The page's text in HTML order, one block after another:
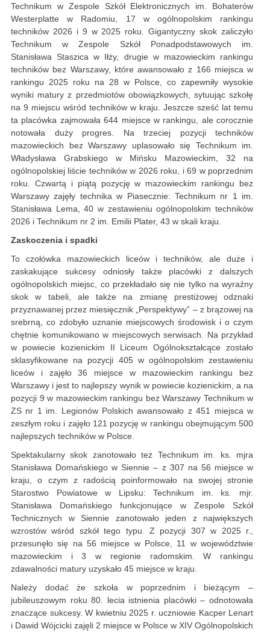
Technikum w Zespole Szkół Elektronicznych im. Bohaterów
Westerplatte w Radomiu, 17 w ogólnopolskim rankingu
techników 2026 i 9 w 2025 roku. Gigantyczny skok zaliczyło
Technikum w Zespole Szkół Ponadpodstawowych im.
Stanisława Staszica w Iłży, drugie w mazowieckim rankingu
techników bez Warszawy, które awansowało z 166 miejsca w
rankingu 2025 roku na 28 w Polsce, co zapewniły wysokie
wyniki matury z przedmiotów obowiązkowych, sytuując szkołę
na 9 miejscu wśród techników w kraju. Jeszcze sześć lat temu
ta placówka zajmowała 644 miejsce w rankingu, ale corocznie
notowała duży progres. Na trzeciej pozycji techników
mazowieckich bez Warszawy uplasowało się Technikum im.
Władysława Grabskiego w Mińsku Mazowieckim, 32 na
ogólnopolskiej liście techników w 2026 roku, i 69 w poprzednim
roku. Czwartą i piątą pozycję w mazowieckim rankingu bez
Warszawy zajęły technika w Piasecznie: Technikum nr 1 im.
Stanisława Lema, 40 w zestawieniu ogólnopolskim techników
2026 i Technikum nr 2 im. Emilii Plater, 43 w skali kraju.
Zaskoczenia i spadki
To czołówka mazowieckich liceów i techników, ale duże i
zaskakujące sukcesy odniosły także placówki z dalszych
ogólnopolskich miejsc, co przekładało się nie tylko na wyraźny
skok w tabeli, ale także na zmianę prestiżowej odznaki
przyznawanej przez miesięcznik „Perspektywy” – z brązowej na
srebrną, co zdobyło uznanie miejscowych środowisk i o czym
chętnie komunikowano w miejscowych serwisach. Na przykład
w powiecie kozienickim II Liceum Ogólnokształcące zostało
sklasyfikowane na pozycji 405 w ogólnopolskim zestawieniu
liceów i zajęło 36 miejsce w mazowieckim rankingu bez
Warszawy i jest to najlepszy wynik w powiecie kozienickim, a na
pozycji 9 w mazowieckim rankingu bez Warszawy Technikum w
ZS nr 1 im. Legionów Polskich awansowało z 451 miejsca w
zeszłym roku i zajęło 121 pozycję w rankingu obejmującym 500
najlepszych techników w Polsce.
Spektakularny skok zanotowało też Technikum im. ks. mjra
Stanisława Domańskiego w Siennie – z 307 na 56 miejsce w
kraju, o czym z radością poinformowało na swojej stronie
Starostwo Powiatowe w Lipsku: Technikum im. ks. mjr.
Stanisława Domańskiego funkcjonujące w Zespole Szkół
Technicznych w Siennie zanotowało jeden z największych
wzrostów wśród szkół tego typu. Z pozycji 307 w 2025 r.,
przesunęło się na 56 miejsce w Polsce, 11 w województwie
mazowieckim i 3 w regionie radomskim. W rankingu
zdawalności matury uzyskało 45 miejsce w kraju.
Należy dodać że szkoła w poprzednim i bieżącym –
jubileuszowym roku 80. lecia istnienia placówki – odnotowała
znaczące sukcesy. W kwietniu 2025 r. uczniowie Kacper Lenart
i Dawid Wójcicki zajęli 2 miejsce w Polsce w XIV Ogólnopolskich